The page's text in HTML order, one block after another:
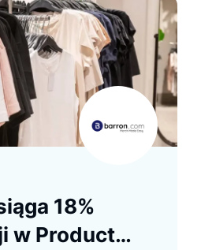
18%
w Product